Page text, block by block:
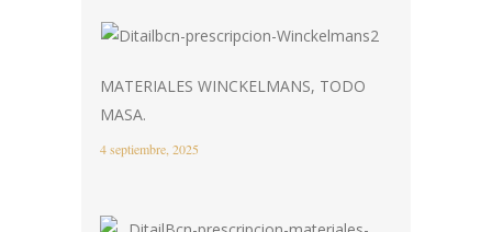
MATERIALES WINCKELMANS, TODO
MASA.
4 septiembre, 2025